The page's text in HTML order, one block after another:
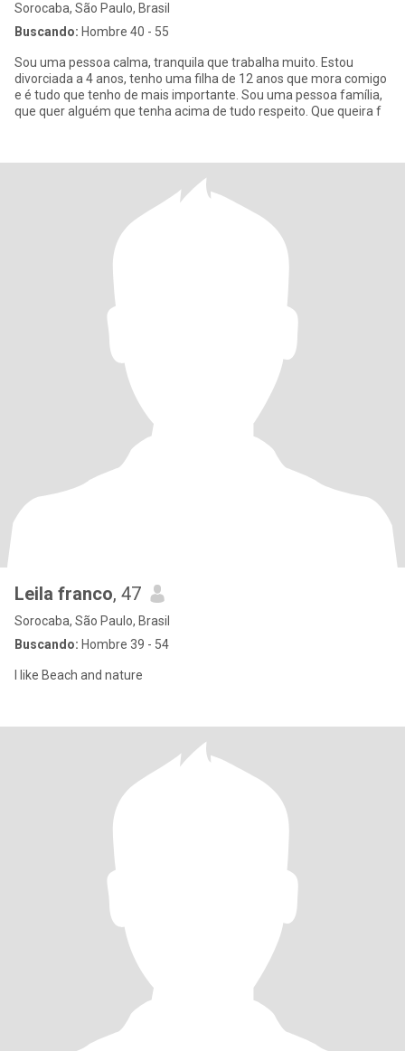
Sorocaba, São Paulo, Brasil
Buscando: Hombre 40 - 55
Sou uma pessoa calma, tranquila que trabalha muito. Estou
divorciada a 4 anos, tenho uma filha de 12 anos que mora comigo
e é tudo que tenho de mais importante. Sou uma pessoa família,
que quer alguém que tenha acima de tudo respeito. Que queira f
Leila franco, 47
Sorocaba, São Paulo, Brasil
Buscando: Hombre 39 - 54
I like Beach and nature